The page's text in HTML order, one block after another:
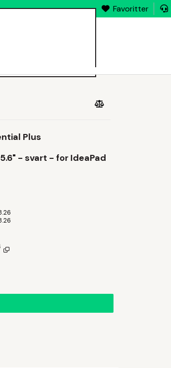
Favoritter
Plus
- svart - for IdeaPad